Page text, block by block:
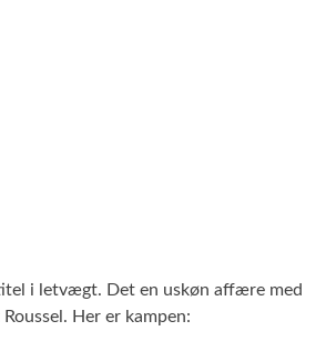
i letvægt. Det en uskøn affære med
Her er kampen: